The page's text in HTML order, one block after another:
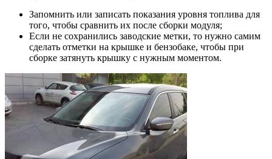
Запомнить или записать показания уровня топлива для
того, чтобы сравнить их после сборки модуля;
Если не сохранились заводские метки, то нужно самим
сделать отметки на крышке и бензобаке, чтобы при
сборке затянуть крышку с нужным моментом.